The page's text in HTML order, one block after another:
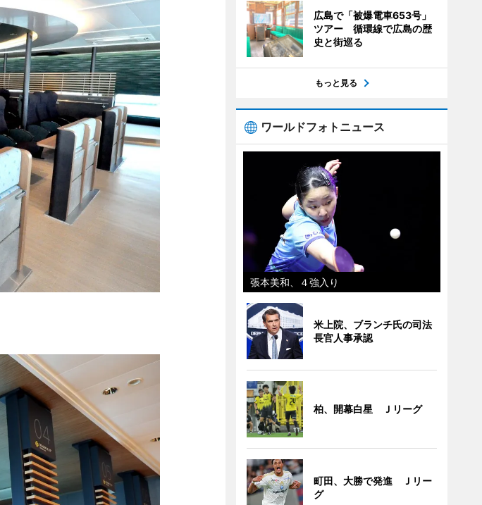
広島で「被爆電車653号」
ツアー 循環線で広島の歴
史と街巡る
もっと見る
ワールドフォトニュース
張本美和、４強入り
米上院、ブランチ氏の司法
長官人事承認
柏、開幕白星 Ｊリーグ
町田、大勝で発進 Ｊリー
グ